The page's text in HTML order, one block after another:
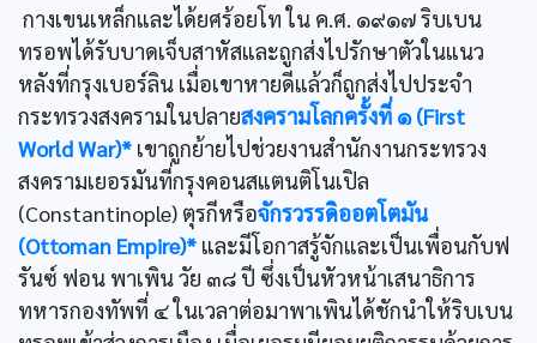
กางเขนเหล็กและได้ยศร้อยโท ใน ค.ศ. ๑๙๑๗ ริบเบน
ทรอพได้รับบาดเจ็บสาหัสและถูกส่งไปรักษาตัวในแนว
หลังที่กรุงเบอร์ลิน เมื่อเขาหายดีแล้วก็ถูกส่งไปประจำ
กระทรวงสงครามในปลายสงครามโลกครั้งที่ ๑ (First
World War)* เขาถูกย้ายไปช่วยงานสำนักงานกระทรวง
สงครามเยอรมันที่กรุงคอนสแตนติโนเปิล
(Constantinople) ตุรกีหรือจักรวรรดิออตโตมัน
(Ottoman Empire)* และมีโอกาสรู้จักและเป็นเพื่อนกับฟ
รันซ์ ฟอน พาเพิน วัย ๓๘ ปี ซึ่งเป็นหัวหน้าเสนาธิการ
ทหารกองทัพที่ ๔ ในเวลาต่อมาพาเพินได้ชักนำให้ริบเบน